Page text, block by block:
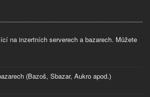
na inzertních serverech a bazarech. Můžete
(Bazoš, Sbazar, Aukro apod.)